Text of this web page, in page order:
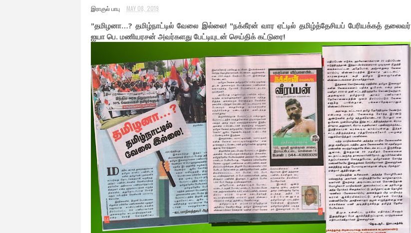
இராகுல் பாபு MAY 08, 2019
"தமிழனா…? தமிழ்நாட்டில் வேலை இல்லை! "நக்கீரன் வார ஏட்டில் தமிழ்த்தேசியப் பேரியக்கத் தலைவர்
ஐயா பெ. மணியரசன் அவர்களது பேட்டியுடன் செய்திக் கட்டுரை!